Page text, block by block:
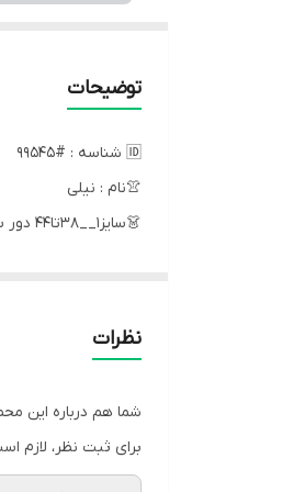
توضیحات
🆔 شناسه : #99545
👚نام : نیلی
👗سایز۱__۳۸تا۴۴ دور سینه ۱۰۰
قد استین ۶۰
کمربند ساده
نظرات
شما هم درباره این
برای ثبت نظر، لازم